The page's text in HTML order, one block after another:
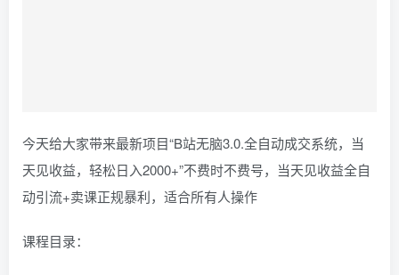
今天给大家带来最新项目“B站无脑3.0.全自动成交系统，当
天见收益，轻松日入2000+”不费时不费号，当天见收益全自
动引流+卖课正规暴利，适合所有人操作
课程目录：